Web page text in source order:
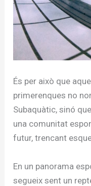
És per això que
primerenques no
Subaquàtic, sinó
una comunitat
futur, trencant
En un panorama
segueix sent un